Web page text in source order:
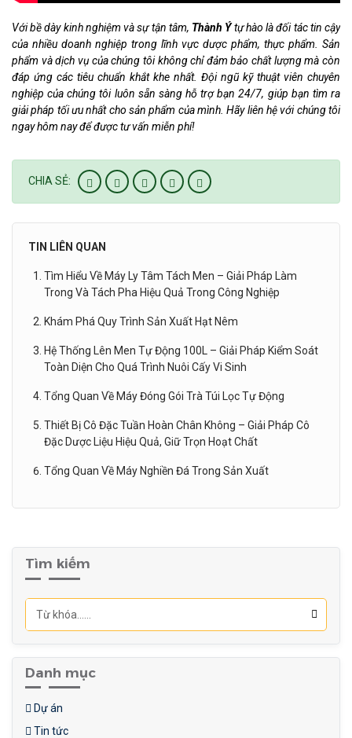
Với bề dày kinh nghiệm và sự tận tâm, Thành Ýtự hào là đối tác tin cậy
của nhiều doanh nghiệp trong lĩnh vực dược phẩm, thực phẩm. Sản
phẩm và dịch vụ của chúng tôi không chỉ đảm bảo chất lượng mà còn
đáp ứng các tiêu chuẩn khắt khe nhất. Đội ngũ kỹ thuật viên chuyên
nghiệp của chúng tôi luôn sẵn sàng hỗ trợ bạn 24/7, giúp bạn tìm ra
giải pháp tối ưu nhất cho sản phẩm của mình. Hãy liên hệ với chúng tôi
ngay hôm nay để được tư vấn miễn phí!
CHIA SẺ:
TIN LIÊN QUAN
Tìm Hiểu Về Máy Ly Tâm Tách Men – Giải Pháp Làm
Trong Và Tách Pha Hiệu Quả Trong Công Nghiệp
Khám Phá Quy Trình Sản Xuất Hạt Nêm
Hệ Thống Lên Men Tự Động 100L – Giải Pháp Kiểm Soát
Toàn Diện Cho Quá Trình Nuôi Cấy Vi Sinh
Tổng Quan Về Máy Đóng Gói Trà Túi Lọc Tự Động
Thiết Bị Cô Đặc Tuần Hoàn Chân Không – Giải Pháp Cô
Đặc Dược Liệu Hiệu Quả, Giữ Trọn Hoạt Chất
Tổng Quan Về Máy Nghiền Đá Trong Sản Xuất
Tìm kiếm
Danh mục
Dự án
Tin tức